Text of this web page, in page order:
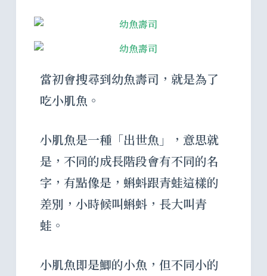
當初會搜尋到幼魚壽司，就是為了
吃小肌魚。
小肌魚是一種「出世魚」，意思就
是，不同的成長階段會有不同的名
字，有點像是，蝌蚪跟青蛙這樣的
差別，小時候叫蝌蚪，長大叫青
蛙。
小肌魚即是鯽的小魚，但不同小的